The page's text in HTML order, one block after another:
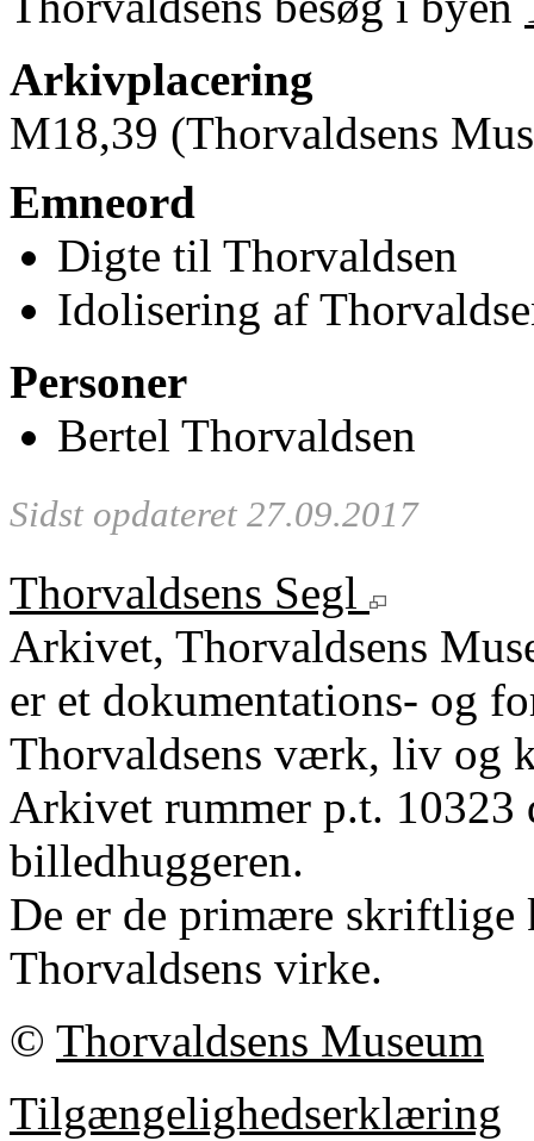
Arkivplacering
M18,39 (Thorvaldsens
Emneord
Digte til Thorvaldsen
Idolisering af
Personer
Bertel Thorvaldsen
Sidst opdateret 27.09.2017
Thorvaldsens Segl
Arkivet, Thorvaldsens
er et dokumentations- og
Thorvaldsens værk, liv og
Arkivet rummer p.t.
billedhuggeren.
De er de primære
Thorvaldsens virke.
© Thorvaldsens Museum
Tilgængelighedserklæring